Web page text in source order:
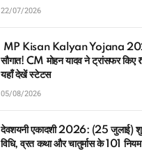
22/07/2026
MP Kisan Kalyan Yojana
सौगात! CM मोहन यादव ने ट्रांसफर
यहाँ देखें स्टेटस
05/08/2026
देवशयनी एकादशी 2026: (25 जुलाई)
विधि, व्रत कथा और चातुर्मास के 101 नियम